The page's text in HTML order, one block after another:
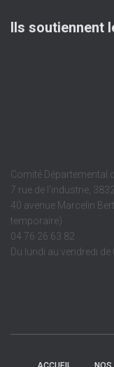
Ils soutiennent
Comité Départemental
7 rue de l'industrie,
40 avenue Marcelin
temporaire)
04 76 26 63 82
Du lundi au vendredi